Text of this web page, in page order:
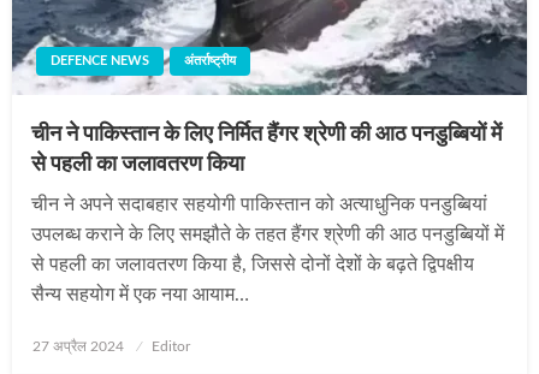
DEFENCE NEWS अंतर्राष्ट्रीय
चीन ने पाकिस्तान के लिए निर्मित हैंगर श्रेणी की आठ पनडुब्बियों में
से पहली का जलावतरण किया
चीन ने अपने सदाबहार सहयोगी पाकिस्तान को अत्याधुनिक पनडुब्बियां
उपलब्ध कराने के लिए समझौते के तहत हैंगर श्रेणी की आठ पनडुब्बियों में
से पहली का जलावतरण किया है, जिससे दोनों देशों के बढ़ते द्विपक्षीय
सैन्य सहयोग में एक नया आयाम…
Posted
27 अप्रैल 2024 Editor